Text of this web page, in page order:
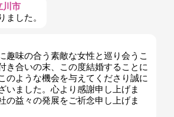
川市
ました。
趣味の合う素敵な女性と巡り会うこ
き合いの末、この度結婚することに
のような機会を与えてくださり誠に
いました。心より感謝申し上げま
の益々の発展をご祈念申し上げま